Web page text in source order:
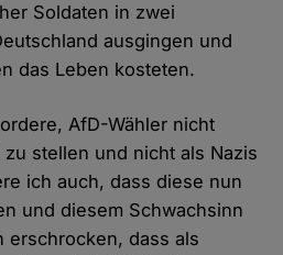
Soldaten in zwei
ausgingen und
das Leben kosteten.
AfD-Wähler nicht
stellen und nicht als Nazis
ich auch, dass diese nun
und diesem Schwachsinn
erschrocken, dass als